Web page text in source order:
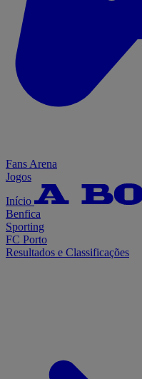
Fans Arena
Jogos
Início
Benfica
Sporting
FC Porto
Resultados e Classificações